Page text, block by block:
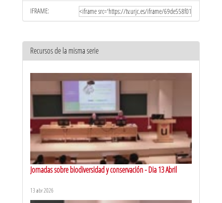
IFRAME:
Recursos de la misma serie
Jornadas sobre biodiversidad y conservación - Dia 13 Abril
13 abr 2026